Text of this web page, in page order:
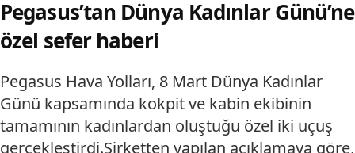
Pegasus’tan Dünya Kadınlar Günü’ne
özel sefer haberi
Pegasus Hava Yolları, 8 Mart Dünya Kadınlar
Günü kapsamında kokpit ve kabin ekibinin
tamamının kadınlardan oluştuğu özel iki uçuş
gerçekleştirdi.Şirketten yapılan açıklamaya göre,